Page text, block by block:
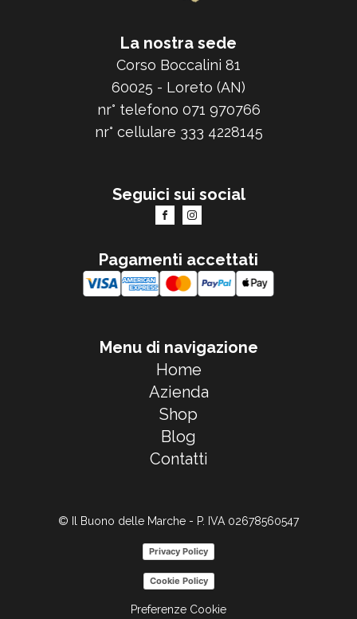
La nostra sede
Corso Boccalini 81
60025 - Loreto (AN)
nr° telefono 071 970766
nr° cellulare 333 4228145
Seguici sui social
Pagamenti accettati
Menu di navigazione
Home
Azienda
Shop
Blog
Contatti
© Il Buono delle Marche - P. IVA 02678560547
Privacy Policy
Cookie Policy
Preferenze Cookie